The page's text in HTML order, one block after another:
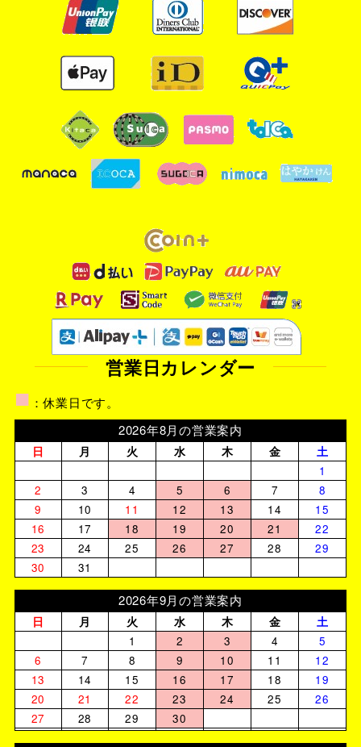
営業日カレンダー
■ ：休業日です。
2026年8月の営業案内
日 月 火 水 木 金
土
1
2
3 4 5 6 7
8
9
10 11 12 13 14
15
16
17 18 19 20 21
22
23
24 25 26 27 28
29
30
31
2026年9月の営業案内
日 月 火 水 木 金
土
1
2 3 4
5
6
7 8 9 10 11
12
13
14 15 16 17 18
19
20
21 22 23 24 25
26
27
28 29 30